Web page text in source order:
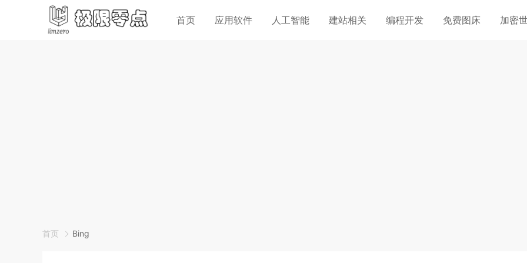
首页 应用软件 人工智能 建站相关 编程开发 免费图床 加密
首页 Bing